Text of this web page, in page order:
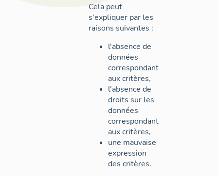
Cela peut
s'expliquer par les
raisons suivantes :
l'absence de
données
correspondant
aux critères,
l'absence de
droits sur les
données
correspondant
aux critères,
une mauvaise
expression
des critères.